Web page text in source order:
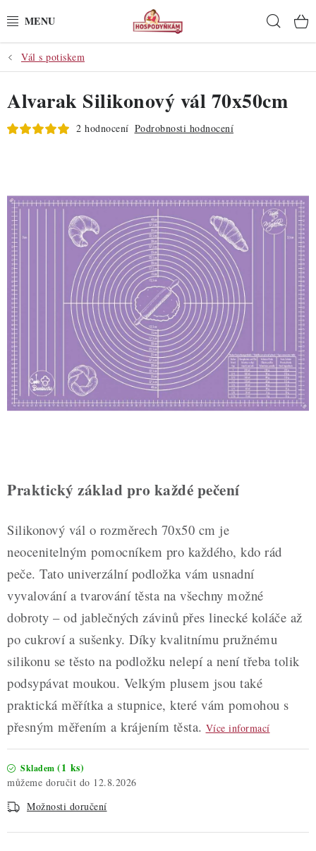
na
POTŘEBY
POMŮCKY
SUROVINY
PRO OSLAVY
DO KUCHYNĚ
POCHUTINY
ZDRAVÉ PEČENÍ
DÁRKOVÉ POUKAZY
TÉMATICKÉ PRODUKTY
Nepřevzetí zásilky na dobírku
Obchodní podmínky
Hodnocení obchodu
Moje objednávka
Podmínky ochrany osobních údajů
Vál s potiskem
Praktický základ pro každé pečení
Silikonový vál o rozměrech 70x50 cm je
neocenitelným pomocníkem pro každého, kdo rád
peče. Tato univerzální podložka vám usnadní
vyvalování a tvarování těsta na všechny možné
dobroty – od jablečných závinů přes linecké koláče až
po cukroví a sušenky. Díky kvalitnímu pružnému
silikonu se těsto na podložku nelepí a není třeba tolik
podsypávat moukou. Velkým plusem jsou také
praktická měřítka a stupnice, které vám pomohou s
přesným měřením a krájením těsta. Více informací
Skladem (1 ks)
12.8.2026
Možnosti doručení
Alvarak Silikonový vál 70x50cm
2 hodnocení Podrobnosti hodnocení